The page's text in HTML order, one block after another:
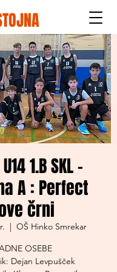
1.B SKL -
A : Perfect
črni
  |
OŠ Hinko Smrekar
OSEBE
Dejan Levpušček